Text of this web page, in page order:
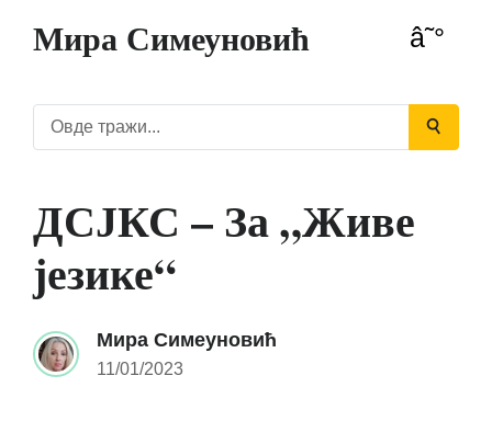
Мира Симеуновић
ДСЈКС – За „Живе
језике“
Мира Симеуновић
11/01/2023